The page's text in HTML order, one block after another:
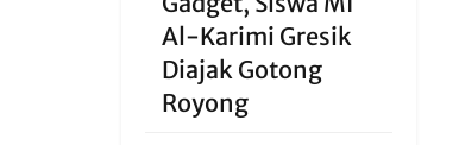
Al-Karimi Gresik
Diajak Gotong
Royong